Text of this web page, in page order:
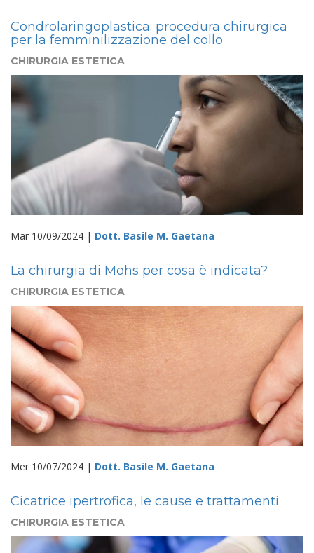
Condrolaringoplastica: procedura chirurgica
per la femminilizzazione del collo
CHIRURGIA ESTETICA
Mar 10/09/2024 | Dott. Basile M. Gaetana
La chirurgia di Mohs per cosa è indicata?
CHIRURGIA ESTETICA
Mer 10/07/2024 | Dott. Basile M. Gaetana
Cicatrice ipertrofica, le cause e trattamenti
CHIRURGIA ESTETICA